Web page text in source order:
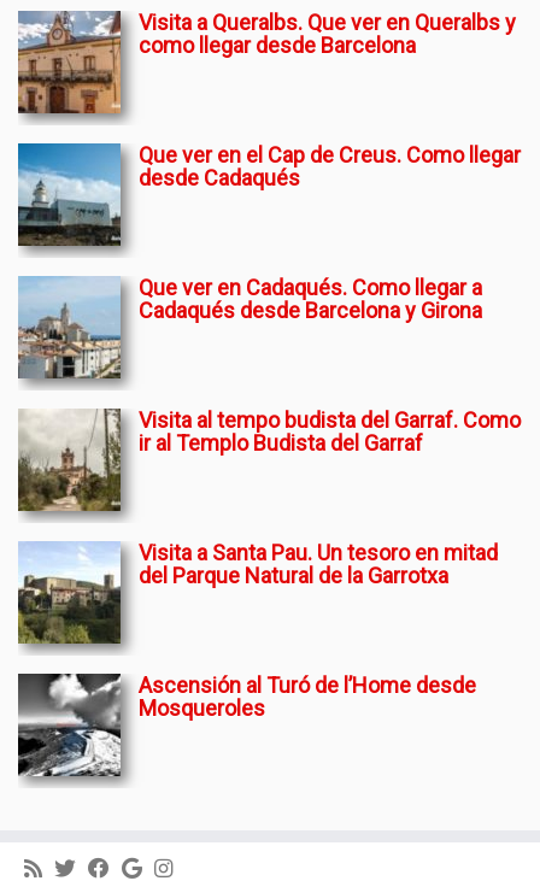
Visita a Queralbs. Que ver en Queralbs y
como llegar desde Barcelona
Que ver en el Cap de Creus. Como llegar
desde Cadaqués
Que ver en Cadaqués. Como llegar a
Cadaqués desde Barcelona y Girona
Visita al tempo budista del Garraf. Como
ir al Templo Budista del Garraf
Visita a Santa Pau. Un tesoro en mitad
del Parque Natural de la Garrotxa
Ascensión al Turó de l’Home desde
Mosqueroles